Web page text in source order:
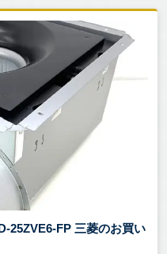
25ZVE6-FP 三菱のお買い